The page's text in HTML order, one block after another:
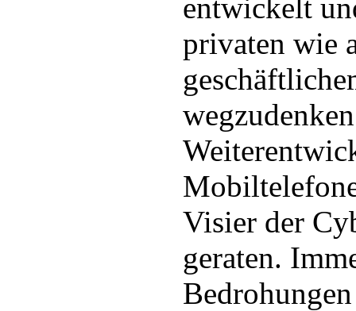
entwickelt
privaten wie
Visier der
geraten.